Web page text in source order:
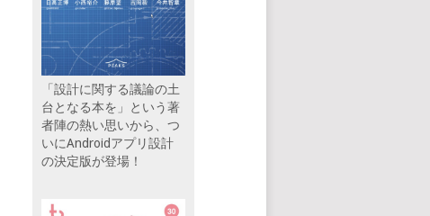
「設計に関する議論の土
台となる本を」という著
者陣の熱い思いから、つ
いにAndroidアプリ設計
の決定版が登場！